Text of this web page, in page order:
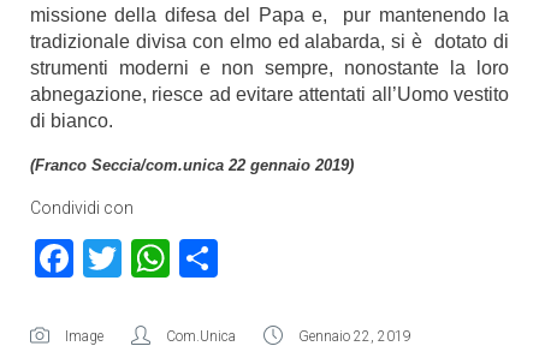
missione della difesa del Papa e, pur mantenendo la
tradizionale divisa con elmo ed alabarda, si è dotato di
strumenti moderni e non sempre, nonostante la loro
abnegazione, riesce ad evitare attentati all’Uomo vestito
di bianco.
(Franco Seccia/com.unica 22 gennaio 2019)
Condividi con
Facebook
TwitterWhatsApp
Image Com.Unica
Gennaio 22, 2019